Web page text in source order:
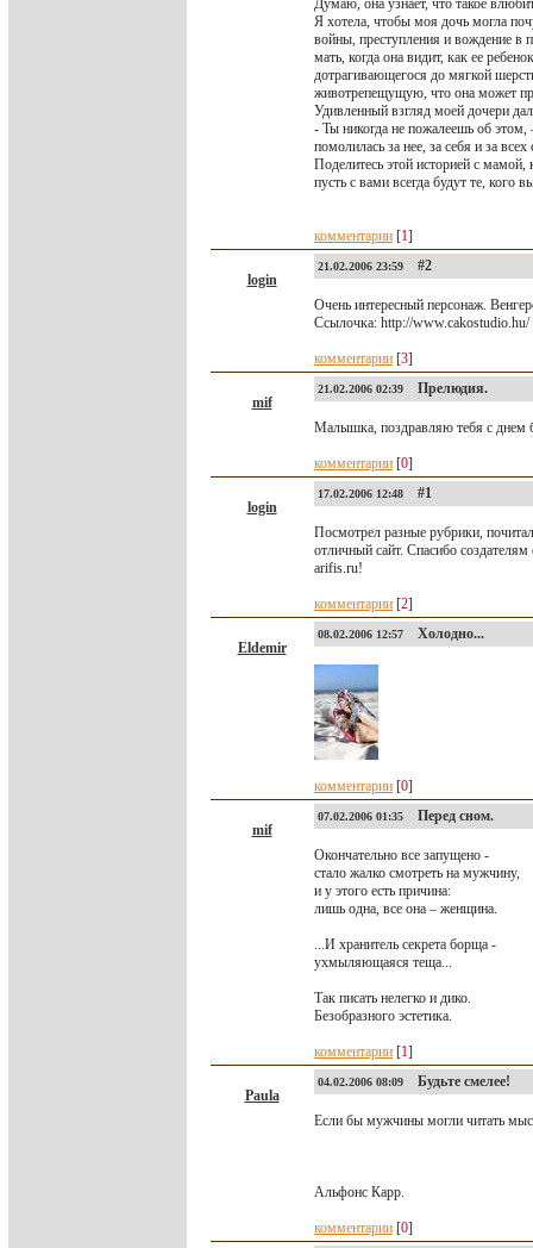
Думаю, она узнает, что такое
Я хотела, чтобы моя дочь могла
войны, преступления и вождение в
мать, когда она видит, как ее
дотрагивающегося до мягкой
животрепещущую, что она может
Удивленный взгляд моей дочери
- Ты никогда не пожалеешь об этом,
помолилась за нее, за себя и за
Поделитесь этой историей с
пусть с вами всегда будут те, кого
комментарии [1]
login
21.02.2006 23:59 #2
Очень интересный персонаж.
Ссылочка: http://www.cakostudio.hu/
комментарии [3]
mif
21.02.2006 02:39 Прелюдия.
Малышка, поздравляю тебя с днем
комментарии [0]
login
17.02.2006 12:48 #1
Посмотрел разные рубрики,
отличный сайт. Спасибо
arifis.ru!
комментарии [2]
Eldemir
08.02.2006 12:57 Холодно...
комментарии [0]
mif
07.02.2006 01:35 Перед сном.
Окончательно все запущено -
стало жалко смотреть на мужчину,
и у этого есть причина:
лишь одна, все она – женщина.
...И хранитель секрета борща -
ухмыляющаяся теща...
Так писать нелегко и дико.
Безобразного эстетика.
комментарии [1]
Paula
04.02.2006 08:09 Будьте смелее!
Если бы мужчины могли читать
Альфонс Карр.
комментарии [0]